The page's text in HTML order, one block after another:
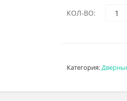
КОЛ-ВО:
Категория: